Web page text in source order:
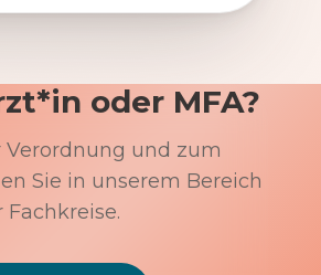
oder MFA?
Verordnung und zum
Sie in unserem Bereich
Fachkreise.